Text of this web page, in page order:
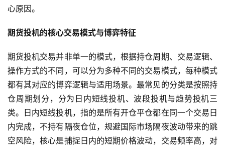
心原因。
期货投机的核心交易模式与博弈特征
期货投机交易并非单一的模式，根据持仓周期、交易逻辑、
操作方式的不同，可以分为多种不同的交易模式，每种模式
都有其对应的博弈逻辑与适用场景。最常见的分类是按照持
仓周期划分，分为日内短线投机、波段投机与趋势投机三
类。日内短线投机，指的是所有开仓平仓都在同一个交易日
内完成，不持有隔夜仓位，规避国际市场隔夜波动带来的跳
空风险，核心是捕捉日内的短期价格波动，交易频率高，对